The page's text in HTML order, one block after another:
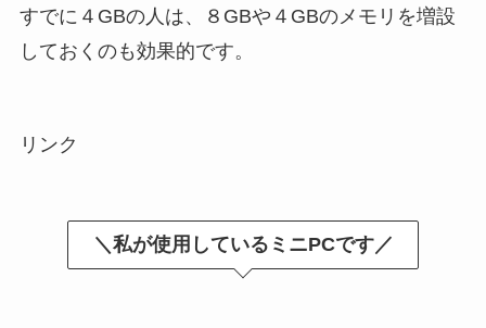
すでに４GBの人は、８GBや４GBのメモリを増設
しておくのも効果的です。
リンク
＼私が使用しているミニPCです／